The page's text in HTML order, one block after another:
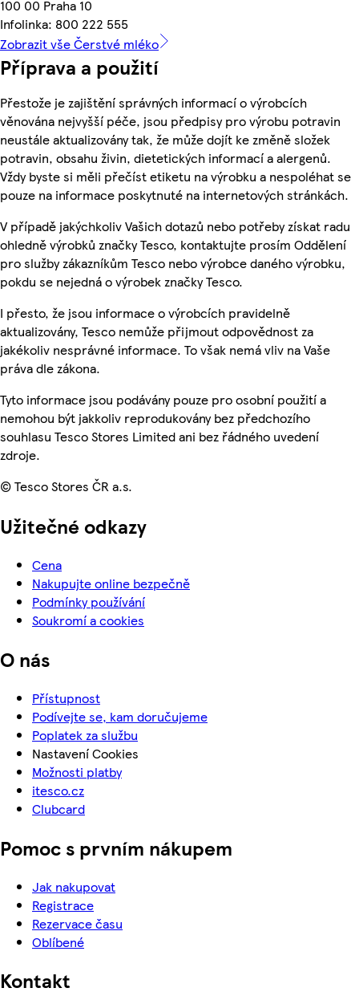
100 00 Praha 10
Infolinka: 800 222 555
Zobrazit vše Čerstvé mléko
Příprava a použití
Přestože je zajištění správných informací o výrobcích
věnována nejvyšší péče, jsou předpisy pro výrobu potravin
neustále aktualizovány tak, že může dojít ke změně složek
potravin, obsahu živin, dietetických informací a alergenů.
Vždy byste si měli přečíst etiketu na výrobku a nespoléhat se
pouze na informace poskytnuté na internetových stránkách.
V případě jakýchkoliv Vašich dotazů nebo potřeby získat radu
ohledně výrobků značky Tesco, kontaktujte prosím Oddělení
pro služby zákazníkům Tesco nebo výrobce daného výrobku,
pokdu se nejedná o výrobek značky Tesco.
I přesto, že jsou informace o výrobcích pravidelně
aktualizovány, Tesco nemůže přijmout odpovědnost za
jakékoliv nesprávné informace. To však nemá vliv na Vaše
práva dle zákona.
Tyto informace jsou podávány pouze pro osobní použití a
nemohou být jakkoliv reprodukovány bez předchozího
souhlasu Tesco Stores Limited ani bez řádného uvedení
zdroje.
© Tesco Stores ČR a.s.
Užitečné odkazy
Cena
Nakupujte online bezpečně
Podmínky používání
Soukromí a cookies
O nás
Přístupnost
Podívejte se, kam doručujeme
Poplatek za službu
Nastavení Cookies
Možnosti platby
itesco.cz
Clubcard
Pomoc s prvním nákupem
Jak nakupovat
Registrace
Rezervace času
Oblíbené
Kontakt